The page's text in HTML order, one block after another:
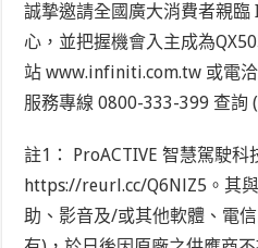
誠摯邀請全國廣大消費者親臨
心，並把握機會入主成為
站 www.infiniti.com.tw 或電
服務專線 0800-333-399 查詢
註1： ProACTIVE 智慧駕駛科
https://reurl.cc/Q6NlZ5。其
助、影音及/或其他軟體、電